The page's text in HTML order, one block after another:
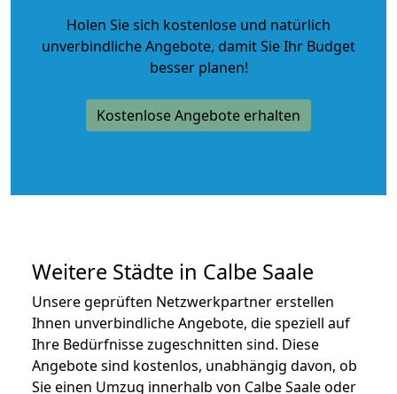
Holen Sie sich kostenlose und natürlich
unverbindliche Angebote, damit Sie Ihr Budget
besser planen!
Kostenlose Angebote erhalten
Weitere Städte in Calbe Saale
Unsere geprüften Netzwerkpartner erstellen
Ihnen unverbindliche Angebote, die speziell auf
Ihre Bedürfnisse zugeschnitten sind. Diese
Angebote sind kostenlos, unabhängig davon, ob
Sie einen Umzug innerhalb von Calbe Saale oder